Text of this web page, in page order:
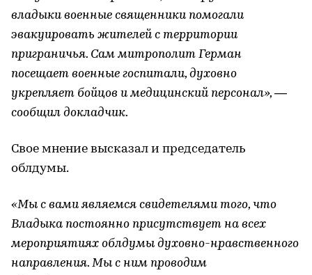
владыки военные священники помогали
эвакуировать жителей с территории
приграничья. Сам митрополит Герман
посещает военные госпитали, духовно
укрепляет бойцов и медицинский персонал», —
сообщил докладчик.
Свое мнение высказал и председатель
облдумы.
«Мы с вами являемся свидетелями того, что
Владыка постоянно присутствует на всех
мероприятиях облдумы духовно-нравственного
направления. Мы с ним проводим